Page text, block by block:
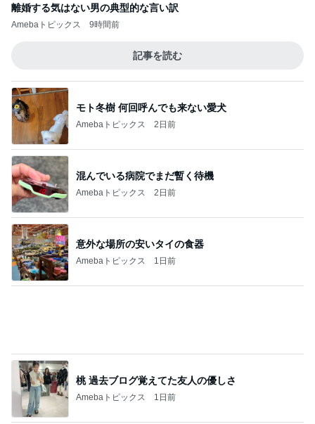
離婚する気はない男の典型的な言い訳
Amebaトピックス 9時間前
記事を読む
モト冬樹 何回呼んでも来ない愛犬
Amebaトピックス 2日前
混んでいる病院でまだ暫く待機
Amebaトピックス 2日前
意外な場所の安いタイの食器
Amebaトピックス 1日前
桃 過去ブログ覚えてた友人の優しさ
Amebaトピックス 1日前